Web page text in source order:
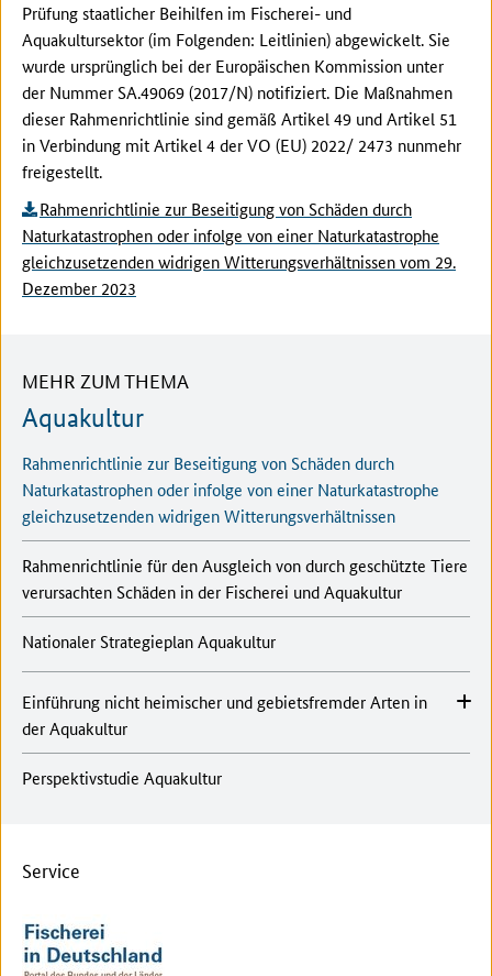
Prüfung staatlicher Beihilfen im Fischerei- und
Aquakultursektor (im Folgenden: Leitlinien) abgewickelt. Sie
wurde ursprünglich bei der Europäischen Kommission unter
der Nummer SA.49069 (2017/N) notifiziert. Die Maßnahmen
dieser Rahmenrichtlinie sind gemäß Artikel 49 und Artikel 51
in Verbindung mit Artikel 4 der VO (EU) 2022/ 2473 nunmehr
freigestellt.
Rahmenrichtlinie zur Beseitigung von Schäden durch
Naturkatastrophen oder infolge von einer Naturkatastrophe
gleichzusetzenden widrigen Witterungsverhältnissen vom 29.
Dezember 2023
MEHR ZUM THEMA
Aquakultur
Rahmenrichtlinie zur Beseitigung von Schäden durch
Naturkatastrophen oder infolge von einer Naturkatastrophe
gleichzusetzenden widrigen Witterungsverhältnissen
Rahmenrichtlinie für den Ausgleich von durch geschützte Tiere
verursachten Schäden in der Fischerei und Aquakultur
Nationaler Strategieplan Aquakultur
Einführung nicht heimischer und gebietsfremder Arten in
der Aquakultur
Perspektivstudie Aquakultur
Service